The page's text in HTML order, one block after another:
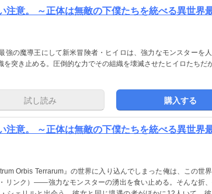
注意。 ～正体は無敵の下僕たちを統べる異世界
強の魔導王にして新米冒険者・ヒイロは、強力なモンスターを
を突き止める。圧倒的な力でその組織を壊滅させたヒイロたち
試し読み 購入する
注意。 ～正体は無敵の下僕たちを統べる異世界
Orbis Terrarum』の世界に入り込んでしまった俺は、この世
リンク）――強力なモンスターの湧出を食い止める。そんな折